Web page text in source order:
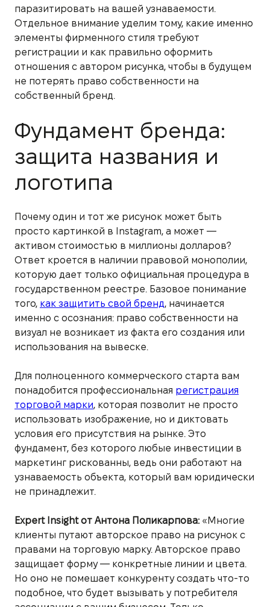
паразитировать на вашей узнаваемости.
Отдельное внимание уделим тому, какие именно
элементы фирменного стиля требуют
регистрации и как правильно оформить
отношения с автором рисунка, чтобы в будущем
не потерять право собственности на
собственный бренд.
Фундамент бренда:
защита названия и
логотипа
Почему один и тот же рисунок может быть
просто картинкой в Instagram, а может —
активом стоимостью в миллионы долларов?
Ответ кроется в наличии правовой монополии,
которую дает только официальная процедура в
государственном реестре. Базовое понимание
того, как защитить свой бренд, начинается
именно с осознания: право собственности на
визуал не возникает из факта его создания или
использования на вывеске.
Для полноценного коммерческого старта вам
понадобится профессиональная регистрация
торговой марки, которая позволит не просто
использовать изображение, но и диктовать
условия его присутствия на рынке. Это
фундамент, без которого любые инвестиции в
маркетинг рискованны, ведь они работают на
узнаваемость объекта, который вам юридически
не принадлежит.
Expert Insight от Антона Поликарпова:«Многие
клиенты путают авторское право на рисунок с
правами на торговую марку. Авторское право
защищает форму — конкретные линии и цвета.
Но оно не помешает конкуренту создать что-то
подобное, что будет вызывать у потребителя